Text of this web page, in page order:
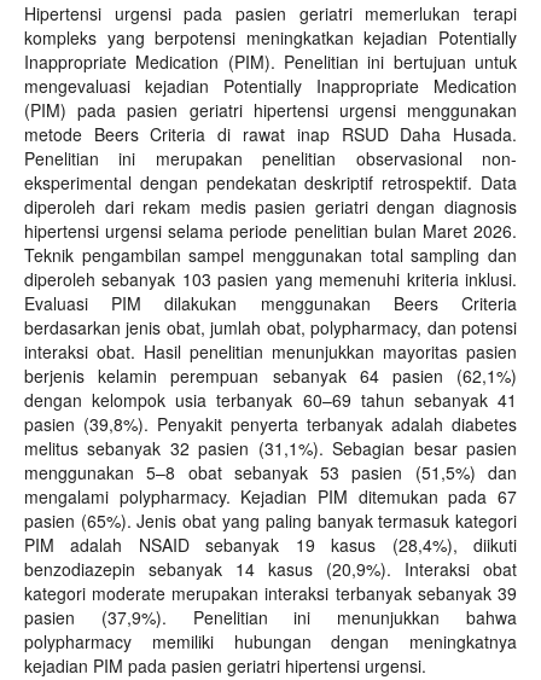
Hipertensi urgensi pada pasien geriatri memerlukan terapi
kompleks yang berpotensi meningkatkan kejadian Potentially
Inappropriate Medication (PIM). Penelitian ini bertujuan untuk
mengevaluasi kejadian Potentially Inappropriate Medication
(PIM) pada pasien geriatri hipertensi urgensi menggunakan
metode Beers Criteria di rawat inap RSUD Daha Husada.
Penelitian ini merupakan penelitian observasional non-
eksperimental dengan pendekatan deskriptif retrospektif. Data
diperoleh dari rekam medis pasien geriatri dengan diagnosis
hipertensi urgensi selama periode penelitian bulan Maret 2026.
Teknik pengambilan sampel menggunakan total sampling dan
diperoleh sebanyak 103 pasien yang memenuhi kriteria inklusi.
Evaluasi PIM dilakukan menggunakan Beers Criteria
berdasarkan jenis obat, jumlah obat, polypharmacy, dan potensi
interaksi obat. Hasil penelitian menunjukkan mayoritas pasien
berjenis kelamin perempuan sebanyak 64 pasien (62,1%)
dengan kelompok usia terbanyak 60–69 tahun sebanyak 41
pasien (39,8%). Penyakit penyerta terbanyak adalah diabetes
melitus sebanyak 32 pasien (31,1%). Sebagian besar pasien
menggunakan 5–8 obat sebanyak 53 pasien (51,5%) dan
mengalami polypharmacy. Kejadian PIM ditemukan pada 67
pasien (65%). Jenis obat yang paling banyak termasuk kategori
PIM adalah NSAID sebanyak 19 kasus (28,4%), diikuti
benzodiazepin sebanyak 14 kasus (20,9%). Interaksi obat
kategori moderate merupakan interaksi terbanyak sebanyak 39
pasien (37,9%). Penelitian ini menunjukkan bahwa
polypharmacy memiliki hubungan dengan meningkatnya
kejadian PIM pada pasien geriatri hipertensi urgensi.